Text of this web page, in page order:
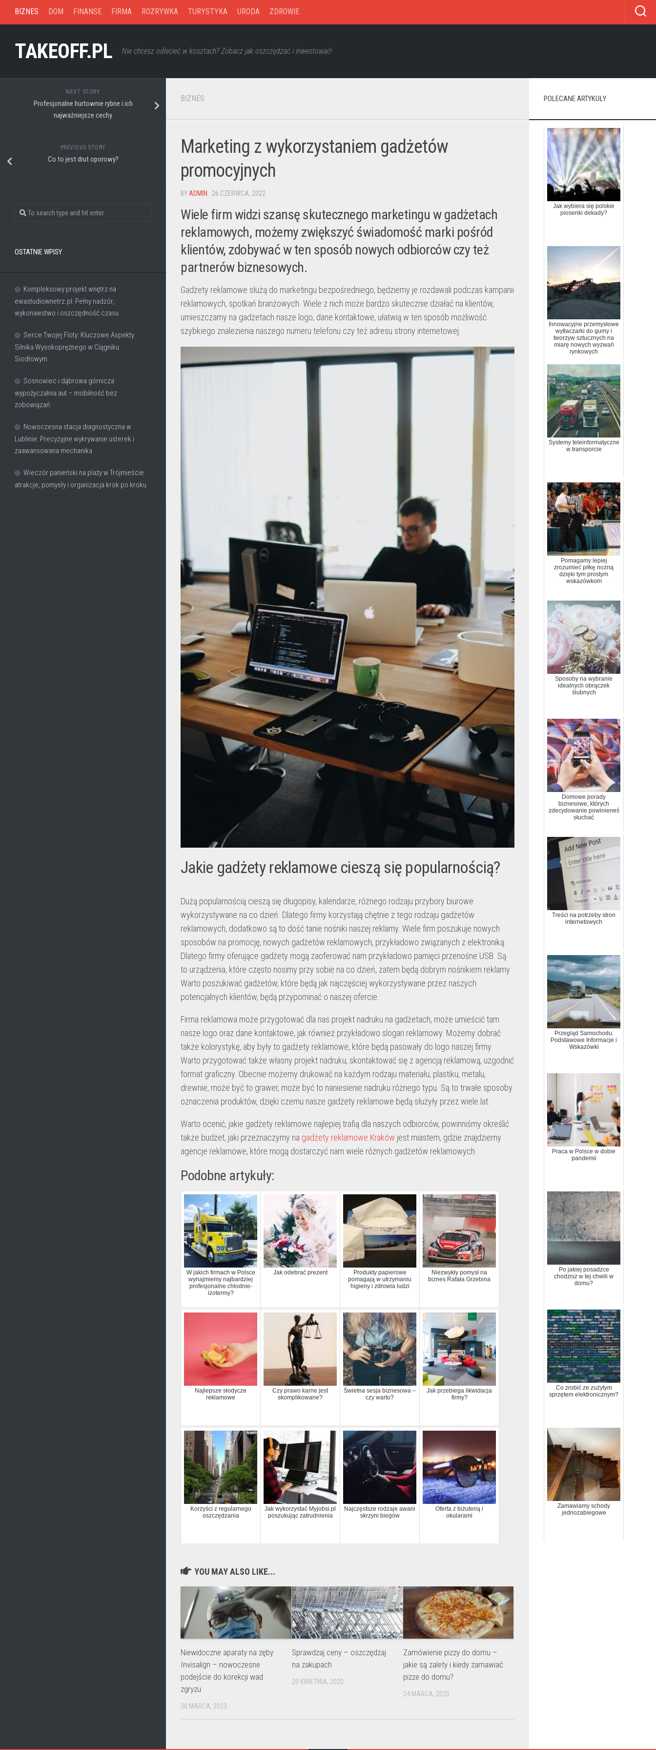
BIZNES DOM FINANSE FIRMA ROZRYWKA TURYSTYKA URODA ZDROWIE
TAKEOFF.PL Nie chcesz odlecieć w kosztach? Zobacz jak oszczędzać i inwestować!
BIZNES
Marketing z wykorzystaniem gadżetów
promocyjnych
BY ADMIN · 26 CZERWCA, 2022
Wiele firm widzi szansę skutecznego marketingu w gadżetach
reklamowych, możemy zwiększyć świadomość marki pośród
klientów, zdobywać w ten sposób nowych odbiorców czy też
partnerów biznesowych.
Gadżety reklamowe służą do marketingu bezpośredniego, będziemy je rozdawali podczas kampanii
reklamowych, spotkań branżowych. Wiele z nich może bardzo skutecznie działać na klientów,
umieszczamy na gadżetach nasze logo, dane kontaktowe, ułatwią w ten sposób możliwość
szybkiego znalezienia naszego numeru telefonu czy też adresu strony internetowej.
Jakie gadżety reklamowe cieszą się popularnością?
Dużą popularnością cieszą się długopisy, kalendarze, różnego rodzaju przybory biurowe
wykorzystywane na co dzień. Dlatego firmy korzystają chętnie z tego rodzaju gadżetów
reklamowych, dodatkowo są to dość tanie nośniki naszej reklamy. Wiele firm poszukuje nowych
sposobów na promocję, nowych gadżetów reklamowych, przykładowo związanych z elektroniką.
Dlatego firmy oferujące gadżety mogą zaoferować nam przykładowo pamięci przenośne USB. Są
to urządzenia, które często nosimy przy sobie na co dzień, zatem będą dobrym nośnikiem reklamy.
Warto poszukiwać gadżetów, które będą jak najczęściej wykorzystywane przez naszych
potencjalnych klientów, będą przypominać o naszej ofercie.
Firma reklamowa może przygotować dla nas projekt nadruku na gadżetach, może umieścić tam
nasze logo oraz dane kontaktowe, jak również przykładowo slogan reklamowy. Możemy dobrać
także kolorystykę, aby były to gadżety reklamowe, które będą pasowały do logo naszej firmy.
Warto przygotować także własny projekt nadruku, skontaktować się z agencją reklamową, uzgodnić
format graficzny. Obecnie możemy drukować na każdym rodzaju materiału, plastiku, metalu,
drewnie, może być to grawer, może być to naniesienie nadruku różnego typu. Są to trwałe sposoby
oznaczenia produktów, dzięki czemu nasze gadżety reklamowe będą służyły przez wiele lat.
Warto ocenić, jakie gadżety reklamowe najlepiej trafią dla naszych odbiorców, powinniśmy określić
także budżet, jaki przeznaczymy na gadżety reklamowe Kraków jest miastem, gdzie znajdziemy
agencje reklamowe, które mogą dostarczyć nam wiele różnych gadżetów reklamowych.
Podobne artykuły:
W jakich firmach w Polsce
wynajmiemy najbardziej
profesjonalne chłodnie-
izotermy?
Jak odebrać prezent
Produkty papierowe
pomagają w utrzymaniu
higieny i zdrowia ludzi
Niezwykły pomysł na
biznes Rafała Grzebina
Najlepsze słodycze
reklamowe
Czy prawo karne jest
skomplikowane?
Świetna sesja biznesowa –
czy warto?
Jak przebiega likwidacja
firmy?
Korzyści z regularnego
oszczędzania
Jak wykorzystać Myjobsi.pl
poszukując zatrudnienia
Najczęstsze rodzaje awarii
skrzyni biegów
Oferta z biżuterią i
okularami
YOU MAY ALSO LIKE...
Niewidoczne aparaty na zęby
Invisalign – nowoczesne
podejście do korekcji wad
zgryzu
30 MARCA, 2023
Sprawdzaj ceny – oszczędzaj
na zakupach
20 KWIETNIA, 2020
Zamówienie pizzy do domu –
jakie są zalety i kiedy zamawiać
pizze do domu?
24 MARCA, 2020
NEXT STORY
Profesjonalne hurtownie rybne i ich
najważniejsze cechy
PREVIOUS STORY
Co to jest drut oporowy?
OSTATNIE WPISY
Kompleksowy projekt wnętrz na
ewastudiownetrz.pl: Pełny nadzór,
wykonawstwo i oszczędność czasu
Serce Twojej Floty: Kluczowe Aspekty
Silnika Wysokoprężnego w Ciągniku
Siodłowym
Sosnowiec i dąbrowa górnicza
wypożyczalnia aut – mobilność bez
zobowiązań
Nowoczesna stacja diagnostyczna w
Lublinie: Precyzyjne wykrywanie usterek i
zaawansowana mechanika
Wieczór panieński na plaży w Trójmieście:
atrakcje, pomysły i organizacja krok po kroku
POLECANE ARTYKUŁY
Jak wybiera się polskie
piosenki dekady?
Innowacyjne przemysłowe
wytłaczarki do gumy i
tworzyw sztucznych na
miarę nowych wyzwań
rynkowych
Systemy teleinformatyczne
w transporcie
Pomagamy lepiej
zrozumieć piłkę nożną
dzięki tym prostym
wskazówkom
Sposoby na wybranie
idealnych obrączek
ślubnych
Domowe porady
biznesowe, których
zdecydowanie powinieneś
słuchać
Treści na potrzeby stron
internetowych
Przegląd Samochodu:
Podstawowe Informacje i
Wskazówki
Praca w Polsce w dobie
pandemii
Po jakiej posadzce
chodzisz w tej chwili w
domu?
Co zrobić ze zużytym
sprzętem elektronicznym?
Zamawiamy schody
jednozabiegowe